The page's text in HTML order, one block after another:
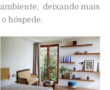
deixando mais
hóspede.